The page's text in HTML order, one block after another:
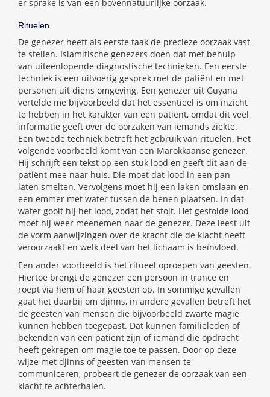
er sprake is van een bovennatuurlijke oorzaak.
Rituelen
De genezer heeft als eerste taak de precieze oorzaak vast
te stellen. Islamitische genezers doen dat met behulp
van uiteenlopende diagnostische technieken. Een eerste
techniek is een uitvoerig gesprek met de patiënt en met
personen uit diens omgeving. Een genezer uit Guyana
vertelde me bijvoorbeeld dat het essentieel is om inzicht
te hebben in het karakter van een patiënt, omdat dit veel
informatie geeft over de oorzaken van iemands ziekte.
Een tweede techniek betreft het gebruik van rituelen. Het
volgende voorbeeld komt van een Marokkaanse genezer.
Hij schrijft een tekst op een stuk lood en geeft dit aan de
patiënt mee naar huis. Die moet dat lood in een pan
laten smelten. Vervolgens moet hij een laken omslaan en
een emmer met water tussen de benen plaatsen. In dat
water gooit hij het lood, zodat het stolt. Het gestolde lood
moet hij weer meenemen naar de genezer. Deze leest uit
de vorm aanwijzingen over de kracht die de klacht heeft
veroorzaakt en welk deel van het lichaam is beïnvloed.
Een ander voorbeeld is het ritueel oproepen van geesten.
Hiertoe brengt de genezer een persoon in trance en
roept via hem of haar geesten op. In sommige gevallen
gaat het daarbij om djinns, in andere gevallen betreft het
de geesten van mensen die bijvoorbeeld zwarte magie
kunnen hebben toegepast. Dat kunnen familieleden of
bekenden van een patiënt zijn of iemand die opdracht
heeft gekregen om magie toe te passen. Door op deze
wijze met djinns of geesten van mensen te
communiceren, probeert de genezer de oorzaak van een
klacht te achterhalen.